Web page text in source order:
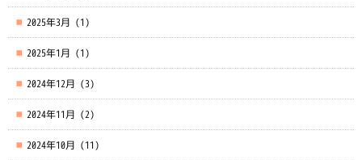
2025年3月 (1)
2025年1月 (1)
2024年12月 (3)
2024年11月 (2)
2024年10月 (11)